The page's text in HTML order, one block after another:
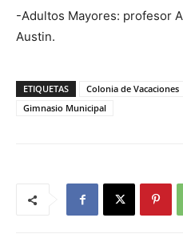
-Adultos Mayores: profesor
Austin.
ETIQUETAS Colonia de Vacaciones
Gimnasio Municipal